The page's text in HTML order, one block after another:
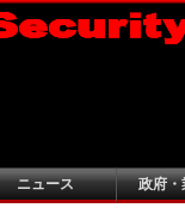
ニュース 政府・